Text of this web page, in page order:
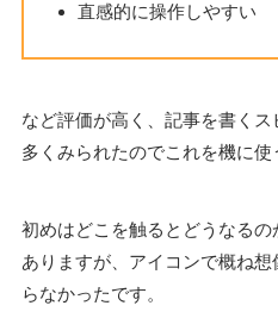
直感的に操作しやすい
など評価が高く、記事を書く
多くみられたのでこれを機に使
初めはどこを触るとどうなる
ありますが、アイコンで概ね
らなかったです。